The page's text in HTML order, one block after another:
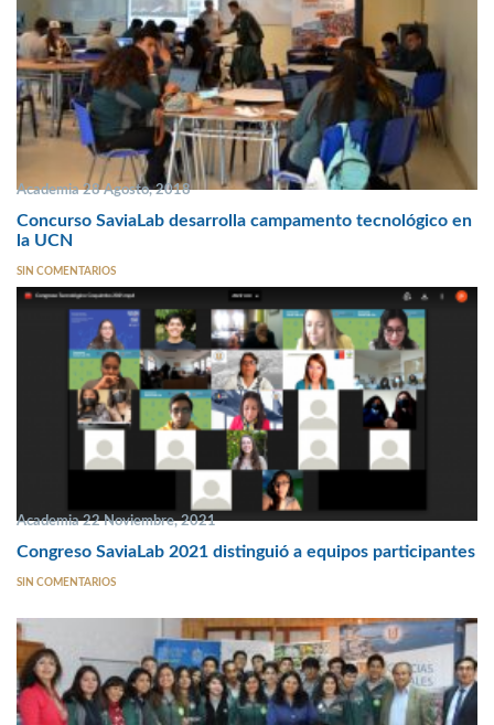
Academia 28 Agosto, 2018
Concurso SaviaLab desarrolla campamento tecnológico en
la UCN
SIN COMENTARIOS
Academia 22 Noviembre, 2021
Congreso SaviaLab 2021 distinguió a equipos participantes
SIN COMENTARIOS